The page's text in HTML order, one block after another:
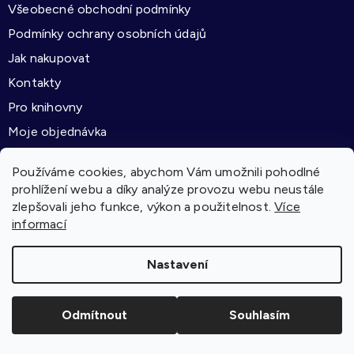
Používáme cookies, abychom Vám umožnili pohodlné
prohlížení webu a díky analýze provozu webu neustále
zlepšovali jeho funkce, výkon a použitelnost.Více
informací
Nastavení
Odmítnout Souhlasím
í
p
ý
p
i
s
Všeobecné obchodní podmínky
Podmínky ochrany osobních údajů
Jak nakupovat
Kontakty
Pro knihovny
Moje objednávka
Kontakt
pasparta.cz
Nakladatelství Pasparta